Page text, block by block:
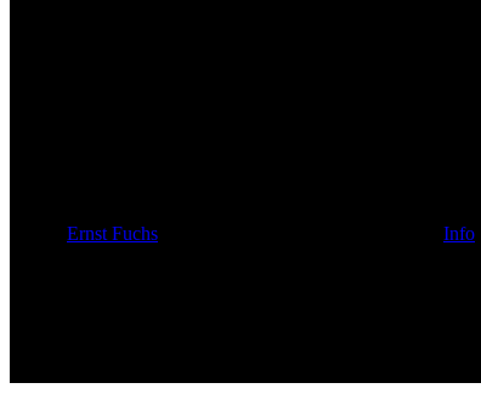
Ernst Fuchs Info